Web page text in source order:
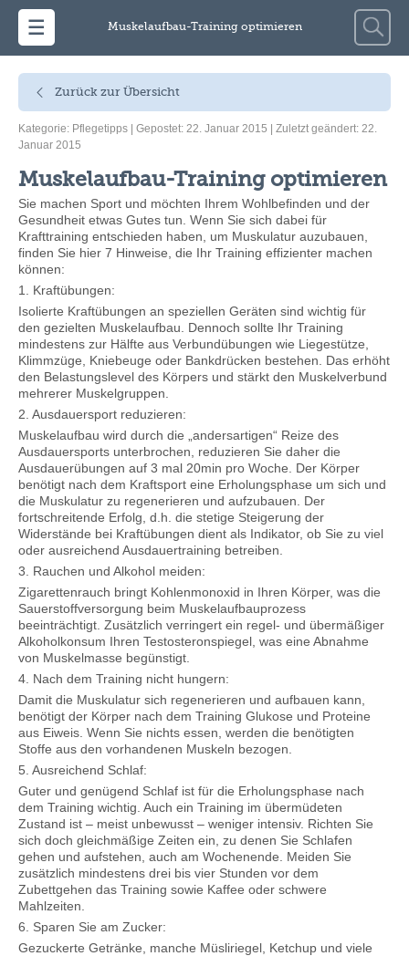
Muskelaufbau-Training optimieren
Suche
nach:
Zurück zur Übersicht
Kategorie: Pflegetipps | Gepostet: 22. Januar 2015 | Zuletzt geändert: 22.
Januar 2015
Muskelaufbau-Training optimieren
Sie machen Sport und möchten Ihrem Wohlbefinden und der
Gesundheit etwas Gutes tun. Wenn Sie sich dabei für
Krafttraining entschieden haben, um Muskulatur auzubauen,
finden Sie hier 7 Hinweise, die Ihr Training effizienter machen
können:
1. Kraftübungen:
Isolierte Kraftübungen an speziellen Geräten sind wichtig für
den gezielten Muskelaufbau. Dennoch sollte Ihr Training
mindestens zur Hälfte aus Verbundübungen wie Liegestütze,
Klimmzüge, Kniebeuge oder Bankdrücken bestehen. Das erhöht
den Belastungslevel des Körpers und stärkt den Muskelverbund
mehrerer Muskelgruppen.
2. Ausdauersport reduzieren:
Muskelaufbau wird durch die „andersartigen“ Reize des
Ausdauersports unterbrochen, reduzieren Sie daher die
Ausdauerübungen auf 3 mal 20min pro Woche. Der Körper
benötigt nach dem Kraftsport eine Erholungsphase um sich und
die Muskulatur zu regenerieren und aufzubauen. Der
fortschreitende Erfolg, d.h. die stetige Steigerung der
Widerstände bei Kraftübungen dient als Indikator, ob Sie zu viel
oder ausreichend Ausdauertraining betreiben.
3. Rauchen und Alkohol meiden:
Zigarettenrauch bringt Kohlenmonoxid in Ihren Körper, was die
Sauerstoffversorgung beim Muskelaufbauprozess
beeinträchtigt. Zusätzlich verringert ein regel- und übermäßiger
Alkoholkonsum Ihren Testosteronspiegel, was eine Abnahme
von Muskelmasse begünstigt.
4. Nach dem Training nicht hungern:
Damit die Muskulatur sich regenerieren und aufbauen kann,
benötigt der Körper nach dem Training Glukose und Proteine
aus Eiweis. Wenn Sie nichts essen, werden die benötigten
Stoffe aus den vorhandenen Muskeln bezogen.
5. Ausreichend Schlaf:
Guter und genügend Schlaf ist für die Erholungsphase nach
dem Training wichtig. Auch ein Training im übermüdeten
Zustand ist – meist unbewusst – weniger intensiv. Richten Sie
sich doch gleichmäßige Zeiten ein, zu denen Sie Schlafen
gehen und aufstehen, auch am Wochenende. Meiden Sie
zusätzlich mindestens drei bis vier Stunden vor dem
Zubettgehen das Training sowie Kaffee oder schwere
Mahlzeiten.
6. Sparen Sie am Zucker:
Gezuckerte Getränke, manche Müsliriegel, Ketchup und viele